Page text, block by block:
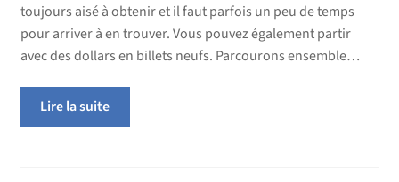
toujours aisé à obtenir et il faut parfois un peu de temps
pour arriver à en trouver. Vous pouvez également partir
avec des dollars en billets neufs. Parcourons ensemble…
Lire la suite